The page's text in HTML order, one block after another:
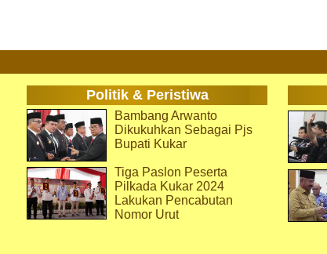
Politik & Peristiwa
Bambang Arwanto
Dikukuhkan Sebagai Pjs
Bupati Kukar
Tiga Paslon Peserta
Pilkada Kukar 2024
Lakukan Pencabutan
Nomor Urut